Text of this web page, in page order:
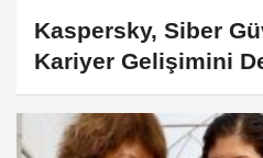
Kaspersky, Siber
Kariyer Gelişimini
"Cyber Pathways"